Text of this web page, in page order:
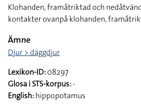
Klohanden, framåtriktad och
kontakter ovanpå klohanden,
Ämne
Djur > däggdjur
Lexikon-ID:08297
Glosa i STS-korpus:-
English:hippopotamus